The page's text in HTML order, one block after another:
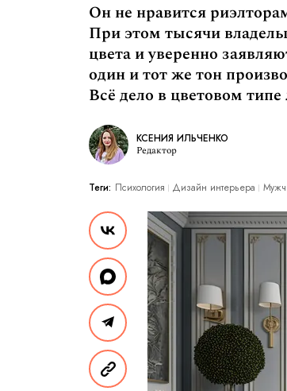
Он не нравится
При этом тысячи
цвета и уверенно
один и тот же тон
Всё дело в цветовом типе
КСЕНИЯ ИЛЬЧЕНКО
Редактор
Теги: Психология Дизайн интерьера